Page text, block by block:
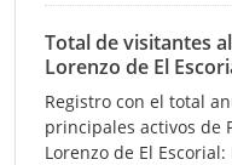
Total de visitantes
Lorenzo de El
Registro con el total
principales activos de
Lorenzo de El